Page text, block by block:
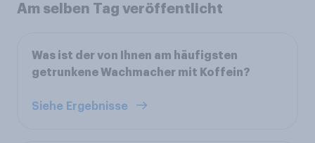
Am selben Tag veröffentlicht
Was ist der von Ihnen am häufigsten
getrunkene Wachmacher mit Koffein?
Siehe Ergebnisse